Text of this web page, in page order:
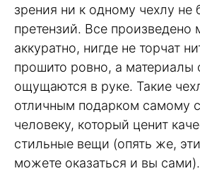
зрения ни к одному чехлу не
претензий. Все произведено
аккуратно, нигде не торчат
прошито ровно, а материалы
ощущаются в руке. Такие
отличным подарком самому
человеку, который ценит
стильные вещи (опять же,
можете оказаться и вы сами).